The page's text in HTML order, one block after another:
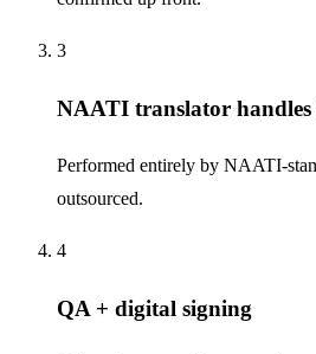
3
NAATI translator
Performed entirely by NAATI-
outsourced.
4
QA + digital signing